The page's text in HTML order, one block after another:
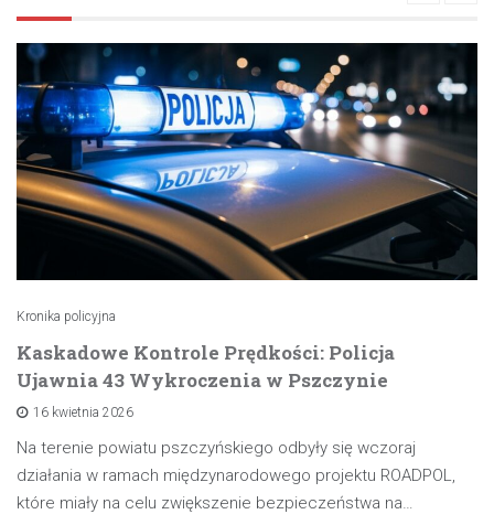
Kronika policyjna
Kaskadowe Kontrole Prędkości: Policja
Ujawnia 43 Wykroczenia w Pszczynie
16 kwietnia 2026
Na terenie powiatu pszczyńskiego odbyły się wczoraj
działania w ramach międzynarodowego projektu ROADPOL,
które miały na celu zwiększenie bezpieczeństwa na…